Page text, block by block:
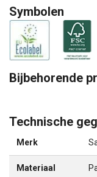
Symbolen
Bijbehorende
Technische
Merk
Materiaal